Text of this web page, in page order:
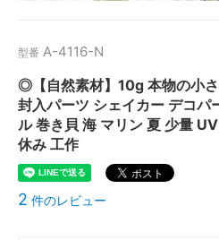
型番 A-4116-N
◎【自然素材】10g 本物の小
封入パーツ シェイカー デコパ
ル 巻き貝 海 マリン 夏 少量
休み 工作
2 件のレビュー